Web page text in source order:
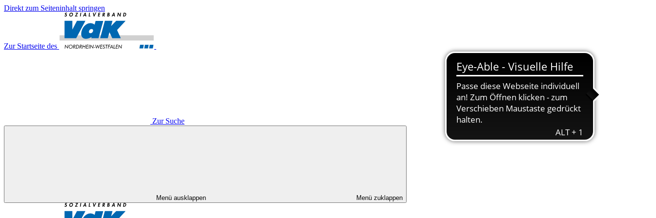
Direkt zum Seiteninhalt springen
Zur Startseite des
Zur Suche
Menü ausklappen Menü zuklappen